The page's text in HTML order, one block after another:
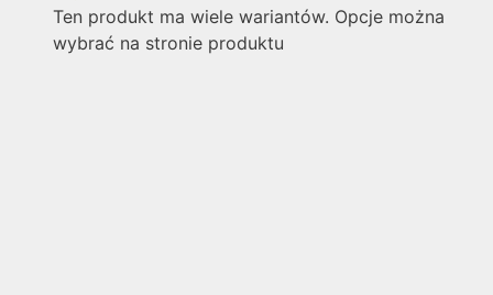
Ten produkt ma wiele wariantów. Opcje można
wybrać na stronie produktu